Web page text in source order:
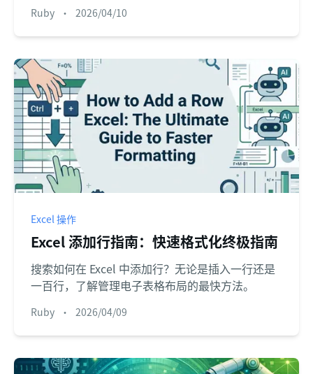
Ruby • 2026/04/10
Excel 操作
Excel 添加行指南：快速格式化终极指南
搜索如何在 Excel 中添加行？无论是插入一行还是
一百行，了解管理电子表格布局的最快方法。
Ruby • 2026/04/09